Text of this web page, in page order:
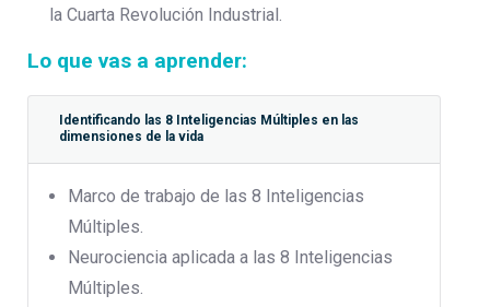
la Cuarta Revolución Industrial.
Lo que vas a aprender:
Identificando las 8 Inteligencias Múltiples en las
dimensiones de la vida
Marco de trabajo de las 8 Inteligencias
Múltiples.
Neurociencia aplicada a las 8 Inteligencias
Múltiples.